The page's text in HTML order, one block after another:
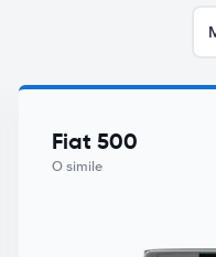
Fiat 500
O simile